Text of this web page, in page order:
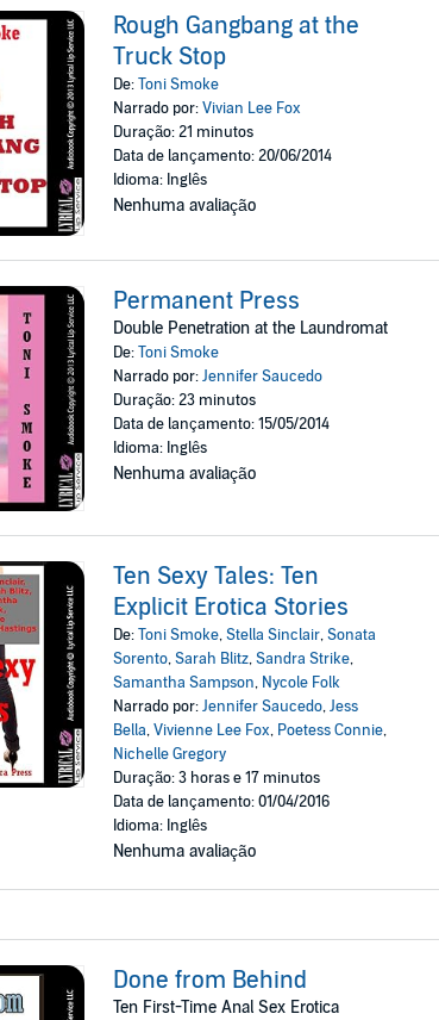
Rough Gangbang at the
Truck Stop
De:Toni Smoke
Narrado por:Vivian Lee Fox
Duração: 21 minutos
Data de lançamento: 20/06/2014
Idioma: Inglês
Nenhuma avaliação
Permanent Press
Double Penetration at the Laundromat
De:Toni Smoke
Narrado por:Jennifer Saucedo
Duração: 23 minutos
Data de lançamento: 15/05/2014
Idioma: Inglês
Nenhuma avaliação
Ten Sexy Tales: Ten
Explicit Erotica Stories
De:Toni Smoke,Stella Sinclair,Sonata
Sorento,Sarah Blitz,Sandra Strike,
Samantha Sampson, Nycole Folk
Narrado por:Jennifer Saucedo,Jess
Bella,Vivienne Lee Fox, Poetess Connie,
Nichelle Gregory
Duração: 3 horas e 17 minutos
Data de lançamento: 01/04/2016
Idioma: Inglês
Nenhuma avaliação
Done from Behind
Ten First-Time Anal Sex Erotica